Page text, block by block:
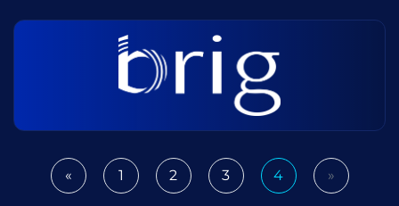
«Previous1 2 3 4 »Next